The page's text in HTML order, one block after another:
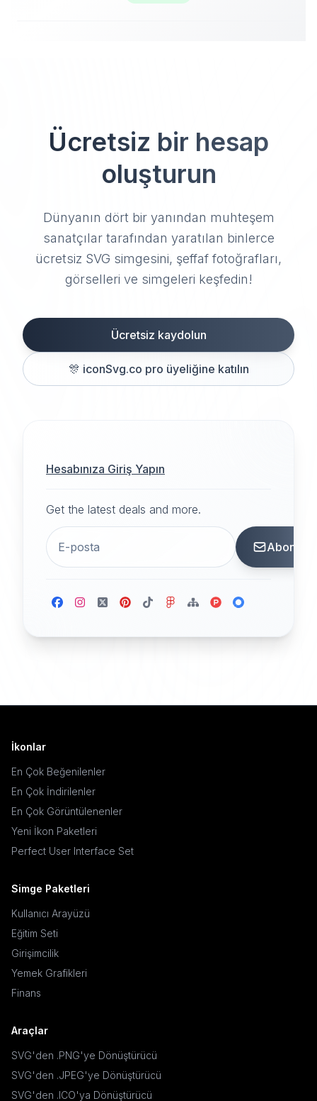
Ücretsiz bir hesap
oluşturun
Dünyanın dört bir yanından muhteşem
sanatçılar tarafından yaratılan binlerce
ücretsiz SVG simgesini, şeffaf fotoğrafları,
görselleri ve simgeleri keşfedin!
Ücretsiz kaydolun
🎊 iconSvg.co pro üyeliğine katılın
Hesabınıza Giriş Yapın
Get the latest deals and more.
Abone
İkonlar
En Çok Beğenilenler
En Çok İndirilenler
En Çok Görüntülenenler
Yeni İkon Paketleri
Perfect User Interface Set
Simge Paketleri
Kullanıcı Arayüzü
Eğitim Seti
Girişimcilik
Yemek Grafikleri
Finans
Araçlar
SVG'den .PNG'ye Dönüştürücü
SVG'den .JPEG'ye Dönüştürücü
SVG'den .ICO'ya Dönüştürücü